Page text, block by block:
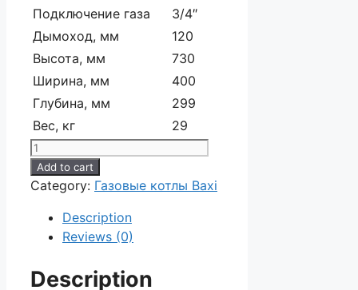
Подключение газа
3/4″
Дымоход, мм
120
Высота, мм
730
Ширина, мм
400
Глубина, мм
299
Вес, кг
29
Газовый
котел
Baxi
Four
Add to cart
Category: Газовые котлы Baxi
Description
Reviews (0)
Description